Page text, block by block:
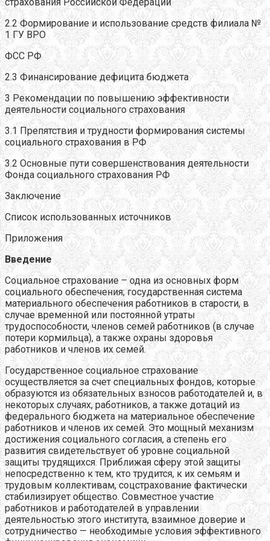
2.2 Формирование и использование средств филиала №
1 ГУ ВРО
ФСС РФ
2.3 Финансирование дефицита бюджета
3 Рекомендации по повышению эффективности
деятельности социального страхования
3.1 Препятствия и трудности формирования системы
социального страхования в РФ
3.2 Основные пути совершенствования деятельности
Фонда социального страхования РФ
Заключение
Список использованных источников
Приложения
Введение
Социальное страхование – одна из основных форм
социального обеспечения; государственная система
материального обеспечения работников в старости, в
случае временной или постоянной утраты
трудоспособности, членов семей работников (в случае
потери кормильца), а также охраны здоровья
работников и членов их семей.
Государственное социальное страхование
осуществляется за счет специальных фондов, которые
образуются из обязательных взносов работодателей и, в
некоторых случаях, работников, а также дотаций из
федерального бюджета на материальное обеспечение
работников и членов их семей. Это мощный механизм
достижения социального согласия, а степень его
развития свидетельствует об уровне социальной
защиты трудящихся. Приближая сферу этой защиты
непосредственно к тем, кто трудится, к их семьям и
трудовым коллективам, соцстрахование фактически
стабилизирует общество. Совместное участие
работников и работодателей в управлении
деятельностью этого института, взаимное доверие и
сотрудничество — необходимые условия эффективного